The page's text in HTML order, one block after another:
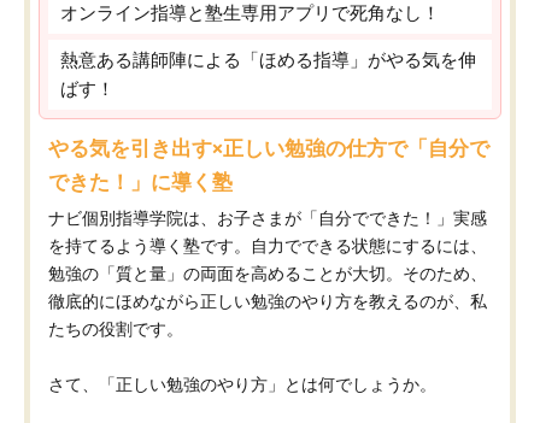
オンライン指導と塾生専用アプリで死角なし！
熱意ある講師陣による「ほめる指導」がやる気を伸
ばす！
やる気を引き出す×正しい勉強の仕方で「自分で
できた！」に導く塾
ナビ個別指導学院は、お子さまが「自分でできた！」実感
を持てるよう導く塾です。自力でできる状態にするには、
勉強の「質と量」の両面を高めることが大切。そのため、
徹底的にほめながら正しい勉強のやり方を教えるのが、私
たちの役割です。
さて、「正しい勉強のやり方」とは何でしょうか。